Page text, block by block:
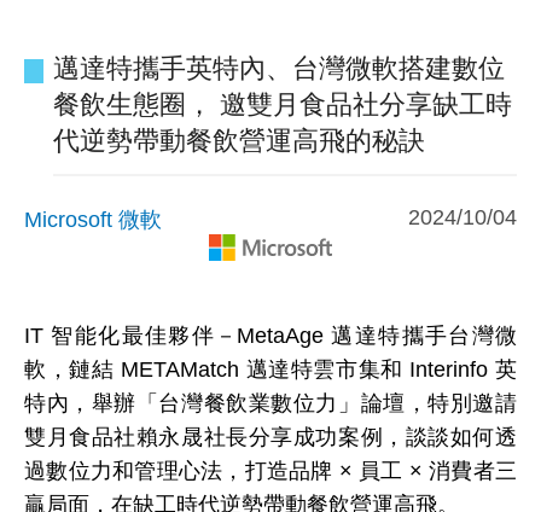
邁達特攜手英特內、台灣微軟搭建數位
餐飲生態圈， 邀雙月食品社分享缺工時
代逆勢帶動餐飲營運高飛的秘訣
Microsoft 微軟 2024/10/04
IT 智能化最佳夥伴－MetaAge 邁達特攜手台灣微
軟，鏈結 METAMatch 邁達特雲市集和 Interinfo 英
特內，舉辦「台灣餐飲業數位力」論壇，特別邀請
雙月食品社賴永晟社長分享成功案例，談談如何透
過數位力和管理心法，打造品牌 × 員工 × 消費者三
贏局面，在缺工時代逆勢帶動餐飲營運高飛。